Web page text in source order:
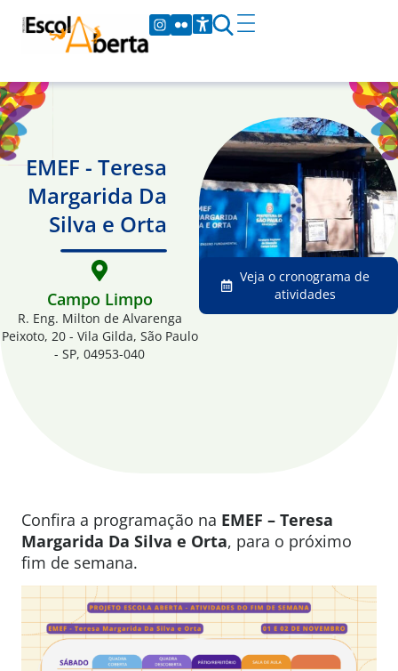
EMEF - Teresa
Margarida Da
Silva e Orta
Campo Limpo
R. Eng. Milton de Alvarenga
Peixoto, 20 - Vila Gilda, São Paulo
- SP, 04953-040
Veja o cronograma de
atividades
Confira a programação na EMEF – Teresa
Margarida Da Silva e Orta, para o próximo
fim de semana.